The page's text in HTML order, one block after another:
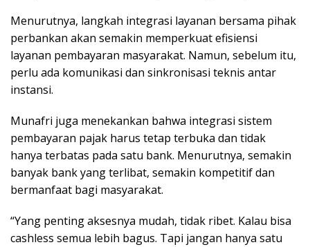
Menurutnya, langkah integrasi layanan bersama pihak
perbankan akan semakin memperkuat efisiensi
layanan pembayaran masyarakat. Namun, sebelum itu,
perlu ada komunikasi dan sinkronisasi teknis antar
instansi.
Munafri juga menekankan bahwa integrasi sistem
pembayaran pajak harus tetap terbuka dan tidak
hanya terbatas pada satu bank. Menurutnya, semakin
banyak bank yang terlibat, semakin kompetitif dan
bermanfaat bagi masyarakat.
“Yang penting aksesnya mudah, tidak ribet. Kalau bisa
cashless semua lebih bagus. Tapi jangan hanya satu